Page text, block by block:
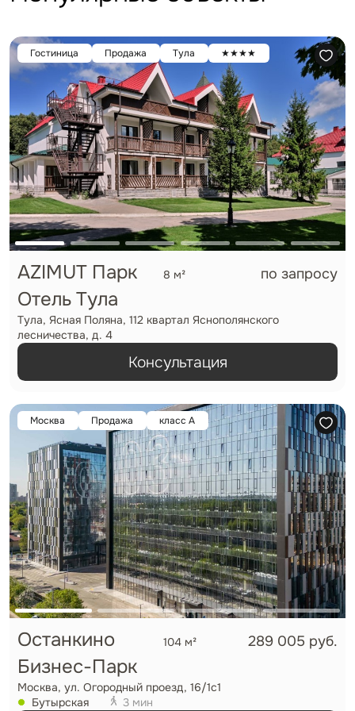
Гостиница Продажа Тула ★★★★
AZIMUT Парк
Отель Тула
8 м² по запросу
Тула, Ясная Поляна, 112 квартал Яснополянского
лесничества, д. 4
Консультация
Москва Продажа класс А
Останкино
Бизнес-Парк
104 м² 289 005 руб.
Москва, ул. Огородный проезд, 16/1с1
Бутырская
3 мин